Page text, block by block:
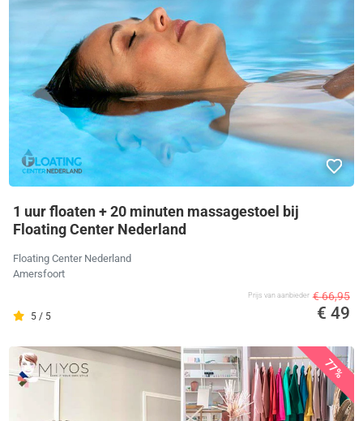
1 uur floaten + 20 minuten massagestoel bij
Floating Center Nederland
Floating Center Nederland
Amersfoort
5 / 5
Prijs van aanbieder € 66,95
€ 49
77%